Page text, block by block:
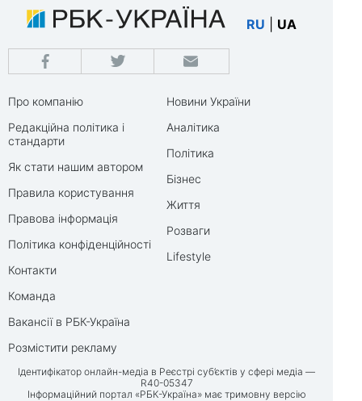
RU UA
Про компанію
Редакційна політика і
стандарти
Як стати нашим автором
Правила користування
Правова інформація
Політика конфіденційності
Контакти
Команда
Вакансії в РБК-Україна
Розмістити рекламу
Новини України
Аналітика
Політика
Бізнес
Життя
Розваги
Lifestyle
Ідентифікатор онлайн-медіа в Реєстрі суб’єктів у сфері медіа —
R40-05347
Інформаційний портал «РБК-Україна» має тримовну версію